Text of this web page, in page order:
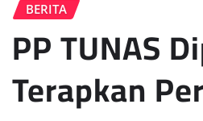
BERITA
PP TUNAS
Terapkan